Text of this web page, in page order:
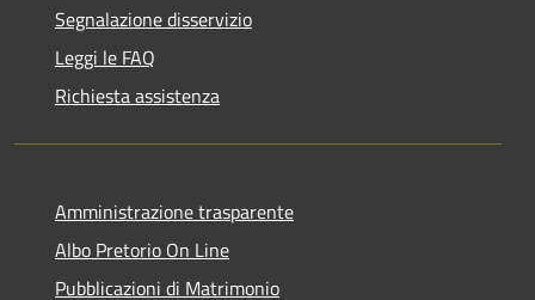
Segnalazione disservizio
Leggi le FAQ
Richiesta assistenza
Amministrazione trasparente
Albo Pretorio On Line
Pubblicazioni di Matrimonio